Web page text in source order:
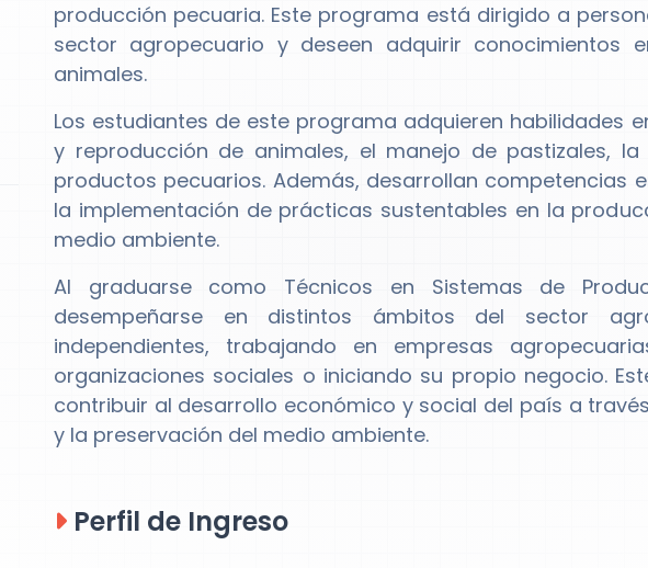
producción pecuaria. Este programa está dirigido a
sector agropecuario y deseen adquirir conocimientos
animales.
Los estudiantes de este programa adquieren habilidades
y reproducción de animales, el manejo de pastizales,
productos pecuarios. Además, desarrollan competencias
la implementación de prácticas sustentables en la
medio ambiente.
Al graduarse como Técnicos en Sistemas de
desempeñarse en distintos ámbitos del sector
independientes, trabajando en empresas
organizaciones sociales o iniciando su propio negocio.
contribuir al desarrollo económico y social del país a
y la preservación del medio ambiente.
Perfil de Ingreso